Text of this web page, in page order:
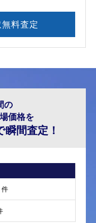
料査定
の
価格を
間査定！
件